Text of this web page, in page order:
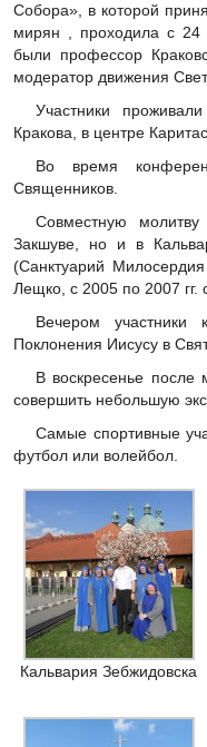
Собора», в которой
мирян , проходила с
были профессор
модератор движения
Участники
Кракова, в центре
Во время
Священников.
Совместную
Закшуве, но и в
(Санктуарий
Лещко, с 2005 по 2007 гг.
Вечером
Поклонения Иисусу в
В воскресенье после
совершить небольшую
Самые спортивные
футбол или волейбол.
Кальвария Зебжидовска